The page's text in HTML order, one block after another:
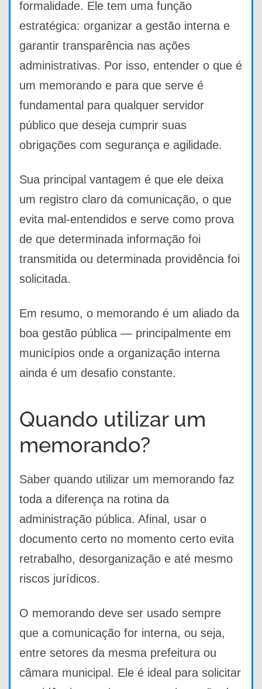
formalidade. Ele tem uma função
estratégica: organizar a gestão interna e
garantir transparência nas ações
administrativas. Por isso, entender o que é
um memorando e para que serve é
fundamental para qualquer servidor
público que deseja cumprir suas
obrigações com segurança e agilidade.
Sua principal vantagem é que ele deixa
um registro claro da comunicação, o que
evita mal-entendidos e serve como prova
de que determinada informação foi
transmitida ou determinada providência foi
solicitada.
Em resumo, o memorando é um aliado da
boa gestão pública — principalmente em
municípios onde a organização interna
ainda é um desafio constante.
Quando utilizar um
memorando?
Saber quando utilizar um memorando faz
toda a diferença na rotina da
administração pública. Afinal, usar o
documento certo no momento certo evita
retrabalho, desorganização e até mesmo
riscos jurídicos.
O memorando deve ser usado sempre
que a comunicação for interna, ou seja,
entre setores da mesma prefeitura ou
câmara municipal. Ele é ideal para solicitar